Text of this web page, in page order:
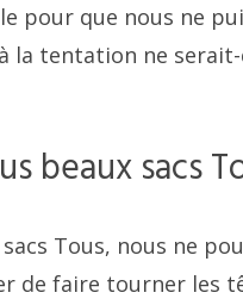
pour que nous ne
la tentation ne
beaux sacs
sacs Tous, nous ne
de faire tourner les